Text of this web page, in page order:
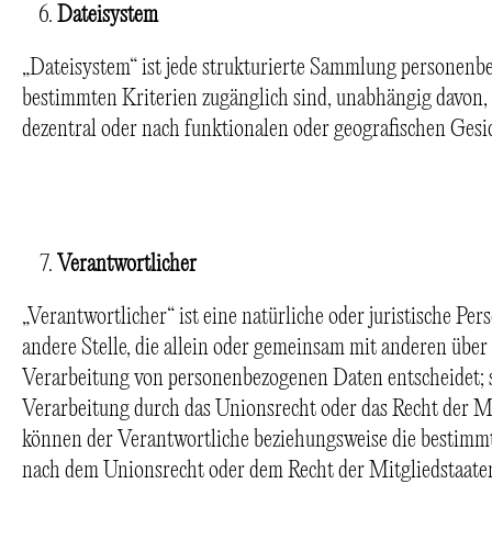
Dateisystem
„Dateisystem“ ist jede strukturierte Sammlung
bestimmten Kriterien zugänglich sind, unabhängig
dezentral oder nach funktionalen oder geografischen
Verantwortlicher
„Verantwortlicher“ ist eine natürliche oder juristische
andere Stelle, die allein oder gemeinsam mit anderen
Verarbeitung von personenbezogenen Daten
Verarbeitung durch das Unionsrecht oder das Recht der
können der Verantwortliche beziehungsweise die
nach dem Unionsrecht oder dem Recht der